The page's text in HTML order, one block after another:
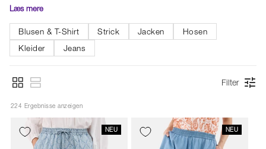
Læs mere
Blusen & T-Shirt Strick Jacken
Hosen
Kleider
Jeans
Filter
224 Ergebnisse anzeigen
NEU NEU